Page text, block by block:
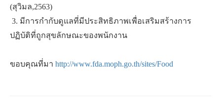
(สุวิมล,2563)
​ ​3. ​มีการกำกับดูแลที่มีประสิทธิภาพเพื่อเสริมสร้างการ
ปฏิบัติที่ถูกสุขลักษณะของพนักงาน
ขอบคุณที่มา http://www.fda.moph.go.th/sites/Food